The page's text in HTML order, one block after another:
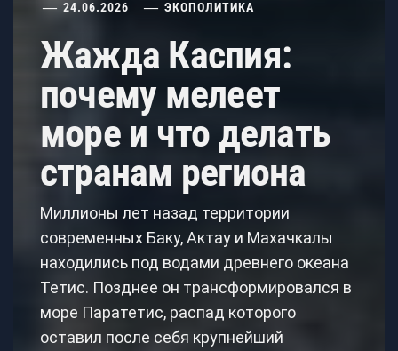
24.06.2026 ЭКОПОЛИТИКА
Жажда Каспия:
почему мелеет
море и что делать
странам региона
Миллионы лет назад территории
современных Баку, Актау и Махачкалы
находились под водами древнего океана
Тетис. Позднее он трансформировался в
море Паратетис, распад которого
оставил после себя крупнейший